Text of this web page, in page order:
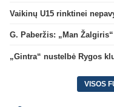
Vaikinų U15 rinktinei
G. Paberžis: „Man
VISOS